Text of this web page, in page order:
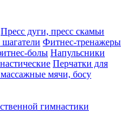
Пресс дуги, пресс скамьи
Фитнес-тренажеры
болы Напульсники
Перчатки для
мячи, босу
гимнастики